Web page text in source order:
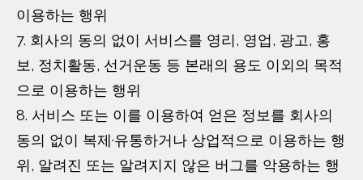
이용하는 행위
7. 회사의 동의 없이 서비스를 영리, 영업, 광고, 홍
보, 정치활동, 선거운동 등 본래의 용도 이외의 목적
으로 이용하는 행위
8. 서비스 또는 이를 이용하여 얻은 정보를 회사의
동의 없이 복제·유통하거나 상업적으로 이용하는 행
위, 알려진 또는 알려지지 않은 버그를 악용하는 행